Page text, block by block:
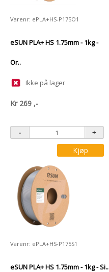
Varenr: ePLA+HS-P175O1
eSUN PLA+ HS 1.75mm - 1kg -
Or..
Ikke på lager
Kr 269 ,-
Kjøp
Varenr: ePLA+HS-P175S1
eSUN PLA+ HS 1.75mm - 1kg - Si..